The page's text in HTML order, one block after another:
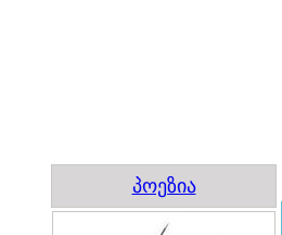
პოეზია